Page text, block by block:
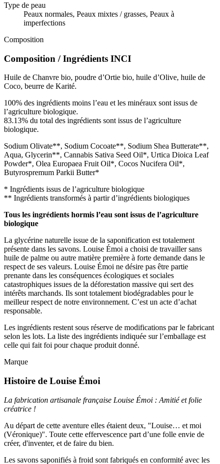
Type de peau
Peaux normales, Peaux mixtes / grasses, Peaux à
imperfections
Composition
Composition / Ingrédients INCI
Huile de Chanvre bio, poudre d’Ortie bio, huile d’Olive, huile de
Coco, beurre de Karité.
100% des ingrédients moins l’eau et les minéraux sont issus de
l’agriculture biologique.
83.13% du total des ingrédients sont issus de l’agriculture
biologique.
Sodium Olivate**, Sodium Cocoate**, Sodium Shea Butterate**,
Aqua, Glycerin**, Cannabis Sativa Seed Oil*, Urtica Dioica Leaf
Powder*, Olea Europaea Fruit Oil*, Cocos Nucifera Oil*,
Butyrospremum Parkii Butter*
* Ingrédients issus de l’agriculture biologique
** Ingrédients transformés à partir d’ingrédients biologiques
Tous les ingrédients hormis l’eau sont issus de l’agriculture
biologique
La glycérine naturelle issue de la saponification est totalement
présente dans les savons. Louise Émoi a choisi de travailler sans
huile de palme ou autre matière première à forte demande dans le
respect de ses valeurs. Louise Émoi ne désire pas être partie
prenante dans les conséquences écologiques et sociales
catastrophiques issues de la déforestation massive qui sert des
intérêts marchands. Ils sont totalement biodégradables pour le
meilleur respect de notre environnement. C’est un acte d’achat
responsable.
Les ingrédients restent sous réserve de modifications par le fabricant
selon les lots. La liste des ingrédients indiquée sur l’emballage est
celle qui fait foi pour chaque produit donné.
Marque
Histoire de Louise Émoi
La fabrication artisanale française Louise Émoi : Amitié et folie
créatrice !
Au départ de cette aventure elles étaient deux, "Louise… et moi
(Véronique)". Toute cette effervescence part d’une folle envie de
créer, d'inventer, et de faire du bien.
Les savons saponifiés à froid sont fabriqués en conformité avec les